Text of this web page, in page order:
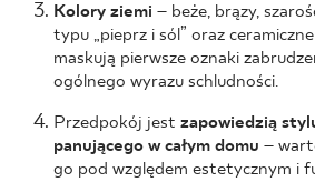
Kolory ziemi – beże, brązy,
typu „pieprz i sól” oraz
maskują pierwsze oznaki
ogólnego wyrazu schludności.
Przedpokój jest zapowiedzią
panującego w całym domu –
go pod względem estetycznym i